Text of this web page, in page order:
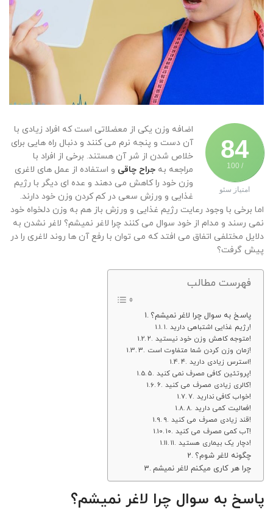
84
/ 100
امتیاز سئو
اضافه وزن یکی از معضلاتی است که افراد زیادی با
آن دست و پنجه نرم می کنند و دنبال راه هایی برای
خلاص شدن از شر آن هستند. برخی از افراد با
مراجعه به جراح چاقی و استفاده از عمل های لاغری
وزن خود را کاهش می دهند و عده ای دیگر با رژیم
غذایی و ورزش سعی در کم کردن وزن خود دارند.
اما برخی با وجود رعایت رژیم غذایی و ورزش باز هم به وزن دلخواه خود
نمی رسند و مدام از خود سوال می کنند چرا لاغر نمیشم؟ لاغر نشدن به
دلایل مختلفی اتفاق می افتد که می توان با رفع آن ها روند لاغری را در
پیش گرفت؟
فهرست مطالب
پاسخ به سوال چرا لاغر نمیشم؟
۱. رژیم غذایی اشتباهی دارید!
۲. متوجه کاهش وزن خود نیستید!
۳. زمان وزن کردن شما متفاوت است!
۴. استرس زیادی دارید!
۵. پروتئین کافی مصرف نمی کنید!
۶. کالری زیادی مصرف می کنید!
۷. خواب کافی ندارید!
۸. فعالیت کمی دارید!
۹. قند زیادی مصرف می کنید!
۱۰. آب کمی مصرف می کنید!
۱۱. دچار یک بیماری هستید!
چگونه لاغر شوم؟
چرا هر کاری میکنم لاغر نمیشم
پاسخ به سوال چرا لاغر نمیشم؟